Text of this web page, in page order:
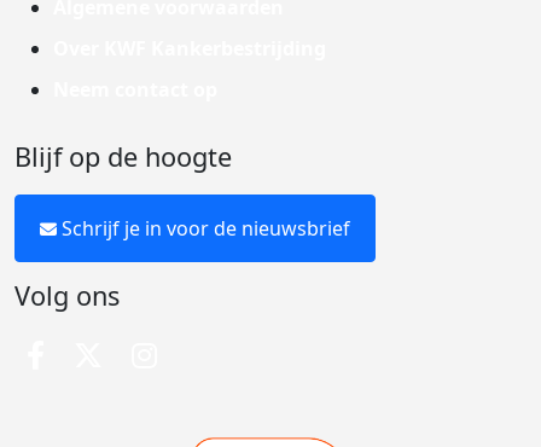
Blijf op de hoogte
Schrijf je in voor de nieuwsbrief
Volg ons